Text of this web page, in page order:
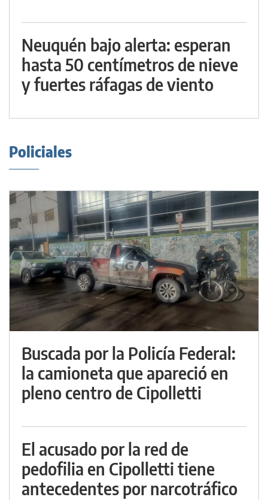
Neuquén bajo alerta: esperan
hasta 50 centímetros de nieve
y fuertes ráfagas de viento
Policiales
Buscada por la Policía Federal:
la camioneta que apareció en
pleno centro de Cipolletti
El acusado por la red de
pedofilia en Cipolletti tiene
antecedentes por narcotráfico